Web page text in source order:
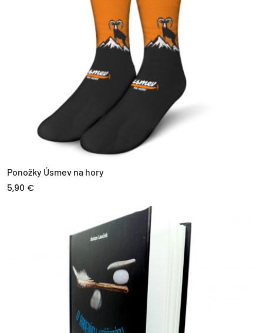
Ponožky Úsmev na hory
5,90 €